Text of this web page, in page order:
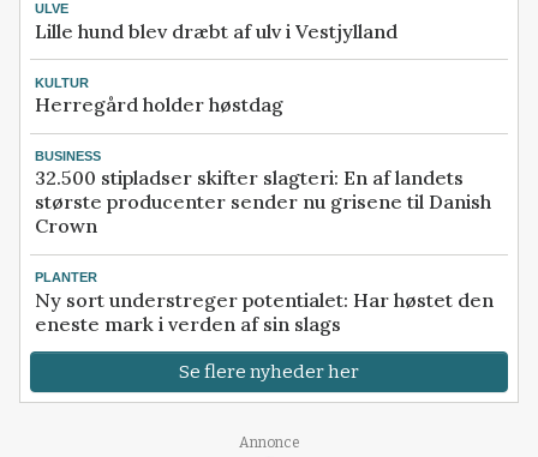
ULVE
Lille hund blev dræbt af ulv i Vestjylland
KULTUR
Herregård holder høstdag
BUSINESS
32.500 stipladser skifter slagteri: En af landets
største producenter sender nu grisene til Danish
Crown
PLANTER
Ny sort understreger potentialet: Har høstet den
eneste mark i verden af sin slags
Se flere nyheder her
Annonce